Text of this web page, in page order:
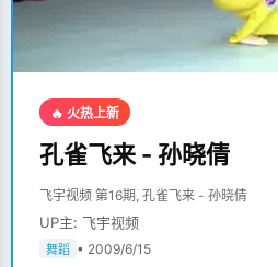
🔥 火热上新
孔雀飞来 - 孙晓倩
飞宇视频 第16期, 孔雀飞来 - 孙晓倩
UP主: 飞宇视频
舞蹈 • 2009/6/15